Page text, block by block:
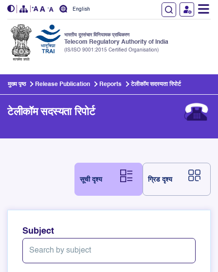
English
भारतीय दूरसंचार विनियामक प्राधिकरण
Telecom Regulatory Authority of India
(IS/ISO 9001:2015 Certified Organisation)
मुख्य पृष्ठ Release Publication Reports टेलीकॉम सदस्यता रिपोर्ट
टेलीकॉम सदस्यता रिपोर्ट
सूची दृश्य ग्रिड दृश्य
Subject